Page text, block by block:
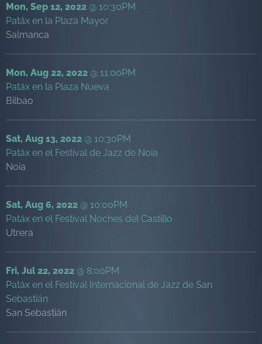
Mon, Sep 12, 2022 @ 10:30PM
Patáx en la Plaza Mayor
Salmanca
Mon, Aug 22, 2022 @ 11:00PM
Patáx en la Plaza Nueva
Bilbao
Sat, Aug 13, 2022 @ 10:30PM
Patáx en el Festival de Jazz de Noia
Noia
Sat, Aug 6, 2022 @ 10:00PM
Patáx en el Festival Noches del Castillo
Utrera
Fri, Jul 22, 2022 @ 8:00PM
Patáx en el Festival Internacional de Jazz de San
Sebastián
San Sebastián